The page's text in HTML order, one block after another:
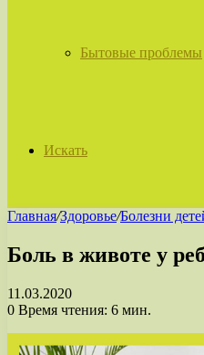
Бытовые проблемы
Искать
Главная/Здоровье/Болезни
Боль в животе у
11.03.2020
0 Время чтения: 6 мин.